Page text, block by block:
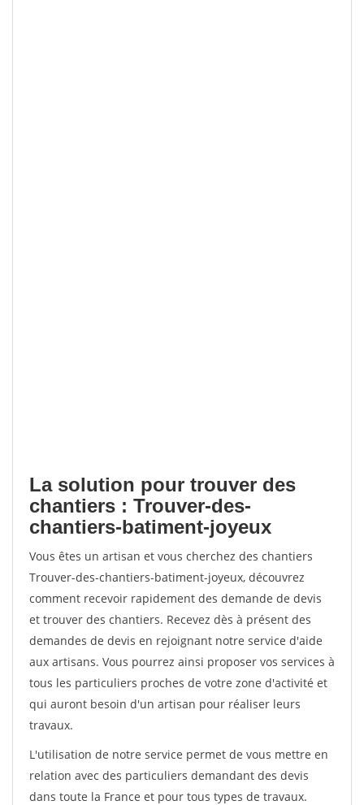
La solution pour trouver des
chantiers : Trouver-des-
chantiers-batiment-joyeux
Vous êtes un artisan et vous cherchez des chantiers
Trouver-des-chantiers-batiment-joyeux, découvrez
comment recevoir rapidement des demande de devis
et trouver des chantiers. Recevez dès à présent des
demandes de devis en rejoignant notre service d'aide
aux artisans. Vous pourrez ainsi proposer vos services à
tous les particuliers proches de votre zone d'activité et
qui auront besoin d'un artisan pour réaliser leurs
travaux.
L'utilisation de notre service permet de vous mettre en
relation avec des particuliers demandant des devis
dans toute la France et pour tous types de travaux.